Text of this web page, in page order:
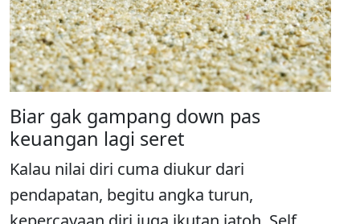
Biar gak gampang down pas
keuangan lagi seret
Kalau nilai diri cuma diukur dari
pendapatan, begitu angka turun,